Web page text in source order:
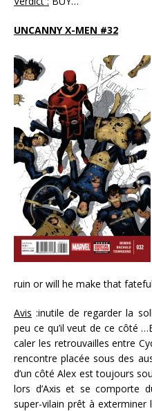
UNCANNY X-MEN #32
ruin or will he make that
Avis :inutile de regarder la
peu ce qu’il veut de ce côté
caler les retrouvailles entre
rencontre placée sous des
d’un côté Alex est toujours
lors d’Axis et se comporte
super-vilain prêt à exterminer